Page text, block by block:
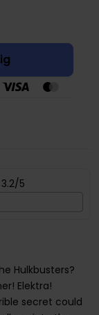
3.2/5
Hulkbusters?
Elektra!
secret could